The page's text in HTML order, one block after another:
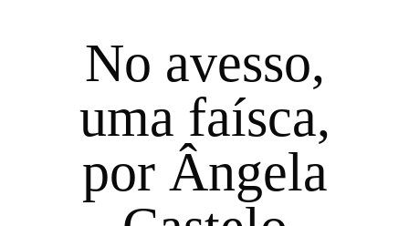
No avesso,
uma faísca,
por Ângela